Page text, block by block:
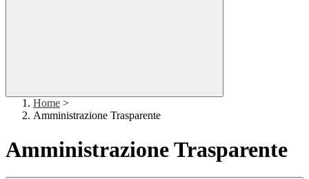
Home >
Amministrazione Trasparente
Amministrazione Trasparente